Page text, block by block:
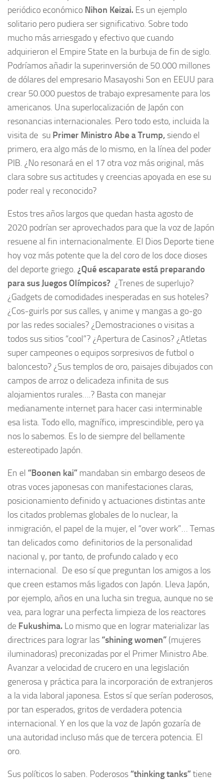
periódico económico Nihon Keizai. Es un ejemplo
solitario pero pudiera ser significativo. Sobre todo
mucho más arriesgado y efectivo que cuando
adquirieron el Empire State en la burbuja de fin de siglo.
Podríamos añadir la superinversión de 50.000 millones
de dólares del empresario Masayoshi Son en EEUU para
crear 50.000 puestos de trabajo expresamente para los
americanos. Una superlocalización de Japón con
resonancias internacionales. Pero todo esto, incluida la
visita de su Primer Ministro Abe a Trump, siendo el
primero, era algo más de lo mismo, en la línea del poder
PIB. ¿No resonará en el 17 otra voz más original, más
clara sobre sus actitudes y creencias apoyada en ese su
poder real y reconocido?
Estos tres años largos que quedan hasta agosto de
2020 podrían ser aprovechados para que la voz de Japón
resuene al fin internacionalmente. El Dios Deporte tiene
hoy voz más potente que la del coro de los doce dioses
del deporte griego. ¿Qué escaparate está preparando
para sus Juegos Olímpicos? ¿Trenes de superlujo?
¿Gadgets de comodidades inesperadas en sus hoteles?
¿Cos-guirls por sus calles, y anime y mangas a go-go
por las redes sociales? ¿Demostraciones o visitas a
todos sus sitios “cool”? ¿Apertura de Casinos? ¿Atletas
super campeones o equipos sorpresivos de futbol o
baloncesto? ¿Sus templos de oro, paisajes dibujados con
campos de arroz o delicadeza infinita de sus
alojamientos rurales….? Basta con manejar
medianamente internet para hacer casi interminable
esa lista. Todo ello, magnífico, imprescindible, pero ya
nos lo sabemos. Es lo de siempre del bellamente
estereotipado Japón.
En el “Boonen kai” mandaban sin embargo deseos de
otras voces japonesas con manifestaciones claras,
posicionamiento definido y actuaciones distintas ante
los citados problemas globales de lo nuclear, la
inmigración, el papel de la mujer, el “over work”… Temas
tan delicados como definitorios de la personalidad
nacional y, por tanto, de profundo calado y eco
internacional. De eso sí que preguntan los amigos a los
que creen estamos más ligados con Japón. Lleva Japón,
por ejemplo, años en una lucha sin tregua, aunque no se
vea, para lograr una perfecta limpieza de los reactores
de Fukushima. Lo mismo que en lograr materializar las
directrices para lograr las “shining women” (mujeres
iluminadoras) preconizadas por el Primer Ministro Abe.
Avanzar a velocidad de crucero en una legislación
generosa y práctica para la incorporación de extranjeros
a la vida laboral japonesa. Estos sí que serían poderosos,
por tan esperados, gritos de verdadera potencia
internacional. Y en los que la voz de Japón gozaría de
una autoridad incluso más que de tercera potencia. El
oro.
Sus políticos lo saben. Poderosos “thinking tanks”tiene